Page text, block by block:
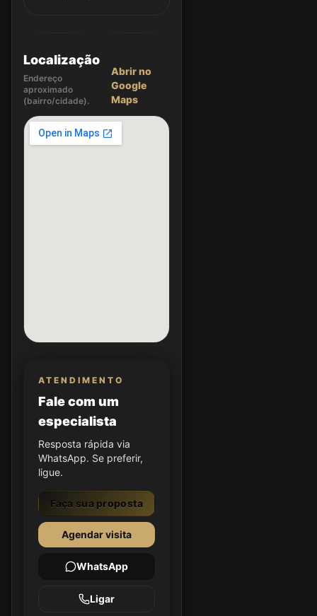
Localização
Endereço
aproximado
(bairro/cidade).
Abrir no
Google
Maps
ATENDIMENTO
Fale com um
especialista
Resposta rápida via
WhatsApp. Se preferir,
ligue.
Faça sua proposta
Agendar visita
WhatsApp
Ligar